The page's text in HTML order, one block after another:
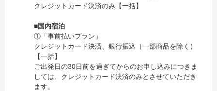
クレジットカード決済のみ【一括】
■国内宿泊
①「事前払いプラン」
クレジットカード決済、銀行振込（一部商品を除く）
【一括】
ご出発日の30日前を過ぎてからのお申し込みにつきま
しては、クレジットカード決済のみとさせていただき
ます。